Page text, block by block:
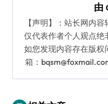
由
【声明】：站长网内
仅代表作者个人观点绝
如您发现内容存在版权
箱：